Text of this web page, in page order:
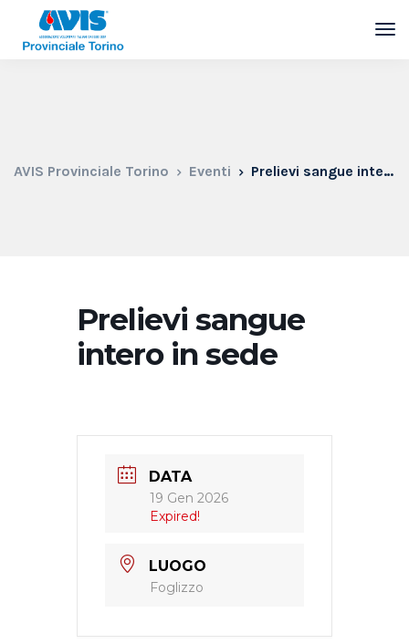
AVIS Provinciale Torino Eventi Prelievi sangue intero in sede
Prelievi sangue
intero in sede
DATA
19 Gen 2026
Expired!
LUOGO
Foglizzo